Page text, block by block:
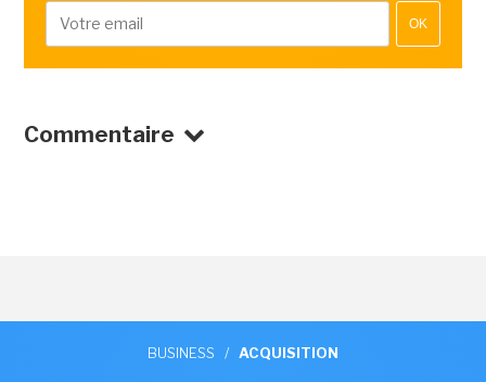
OK
Commentaire
BUSINESS / ACQUISITION